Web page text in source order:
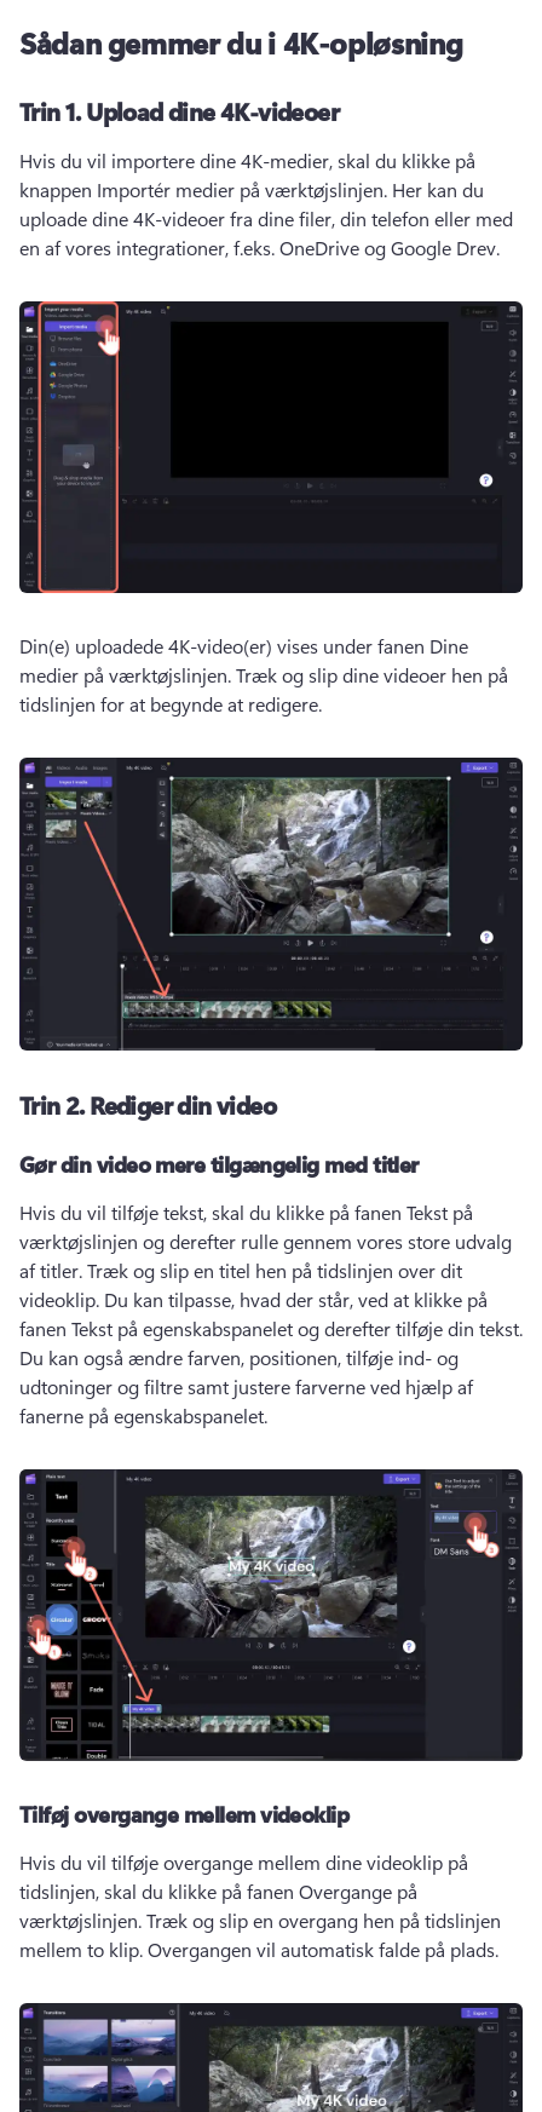
Sådan gemmer du i 4K-opløsning
Trin 1.Upload dine 4K-videoer
Hvis du vil importere dine 4K-medier, skal du klikke på
knappen Importér medier på værktøjslinjen. Her kan du
uploade dine 4K-videoer fra dine filer, din telefon eller med
en af vores integrationer, f.eks. OneDrive og Google Drev.
Din(e) uploadede 4K-video(er) vises under fanen Dine
medier på værktøjslinjen. Træk og slip dine videoer hen på
tidslinjen for at begynde at redigere.
Trin 2.Rediger din video
Gør din video mere tilgængelig med titler
Hvis du vil tilføje tekst, skal du klikke på fanen Tekst på
værktøjslinjen og derefter rulle gennem vores store udvalg
af titler. Træk og slip en titel hen på tidslinjen over dit
videoklip. Du kan tilpasse, hvad der står, ved at klikke på
Du kan også ændre farven, positionen, tilføje ind- og
udtoninger og filtre samt justere farverne ved hjælp af
fanerne på egenskabspanelet.
Tilføj overgange mellem videoklip
Hvis du vil tilføje overgange mellem dine videoklip på
tidslinjen, skal du klikke på fanen Overgange på
værktøjslinjen. Træk og slip en overgang hen på tidslinjen
mellem to klip. Overgangen vil automatisk falde på plads.